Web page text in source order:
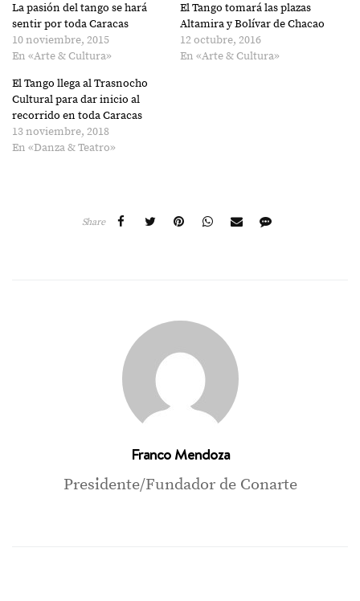
La pasión del tango se hará
sentir por toda Caracas
10 noviembre, 2015
En «Arte & Cultura»
El Tango tomará las plazas
Altamira y Bolívar de Chacao
12 octubre, 2016
En «Arte & Cultura»
El Tango llega al Trasnocho
Cultural para dar inicio al
recorrido en toda Caracas
13 noviembre, 2018
En «Danza & Teatro»
Share
Franco Mendoza
Presidente/Fundador de Conarte